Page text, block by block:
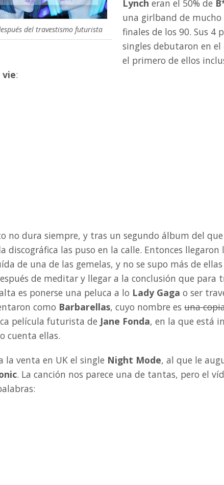
del travestismo futurista
Lynch eran el 50% de
una girlband de mucho
finales de los 90. Sus 4
singles debutaron en el
el primero de ellos
vie:
no dura siempre, y tras un segundo álbum del
discográfica las puso en la calle. Entonces llegaron
de una de las gemelas, y no se supo más de
de meditar y llegar a la conclusión que para
es ponerse una peluca a lo Lady Gaga o ser
como Barbarellas, cuyo nombre es una
película futurista de Jane Fonda, en la que está
cuenta ellas.
la venta en UK el single Night Mode, al que le
. La canción nos parece una de tantas, pero el